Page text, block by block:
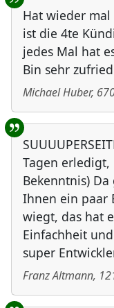
Hat wieder
ist die 4te
jedes Mal hat
Bin sehr
Michael Huber,
Tagen erledigt,
Bekenntnis)
Ihnen ein paar
wiegt, das hat
Einfachheit
super
Franz Altmann,